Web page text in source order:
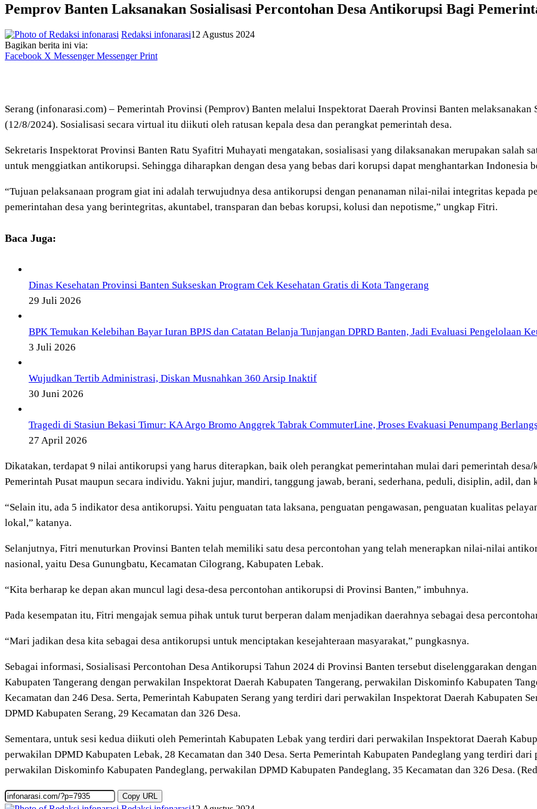
Pemprov Banten Laksanakan Sosialisasi Percontohan Desa Antikorupsi Bagi
Redaksi infonarasi12 Agustus 2024
Bagikan berita ini via:
Facebook X Messenger Messenger Print
Serang (infonarasi.com) – Pemerintah Provinsi (Pemprov) Banten melalui Inspektorat Daerah Provinsi Banten
(12/8/2024). Sosialisasi secara virtual itu diikuti oleh ratusan kepala desa dan perangkat pemerintah desa.
Sekretaris Inspektorat Provinsi Banten Ratu Syafitri Muhayati mengatakan, sosialisasi yang dilaksanakan merupakan salah
untuk menggiatkan antikorupsi. Sehingga diharapkan dengan desa yang bebas dari korupsi dapat menghantarkan Indonesia
“Tujuan pelaksanaan program giat ini adalah terwujudnya desa antikorupsi dengan penanaman nilai-nilai integritas kepada
pemerintahan desa yang berintegritas, akuntabel, transparan dan bebas korupsi, kolusi dan nepotisme,” ungkap Fitri.
Baca Juga:
Dinas Kesehatan Provinsi Banten Sukseskan Program Cek Kesehatan Gratis di Kota Tangerang
29 Juli 2026
BPK Temukan Kelebihan Bayar Iuran BPJS dan Catatan Belanja Tunjangan DPRD Banten, Jadi Evaluasi Pengelolaan
3 Juli 2026
Wujudkan Tertib Administrasi, Diskan Musnahkan 360 Arsip Inaktif
30 Juni 2026
Tragedi di Stasiun Bekasi Timur: KA Argo Bromo Anggrek Tabrak CommuterLine, Proses Evakuasi Penumpang
27 April 2026
Dikatakan, terdapat 9 nilai antikorupsi yang harus diterapkan, baik oleh perangkat pemerintahan mulai dari pemerintah
Pemerintah Pusat maupun secara individu. Yakni jujur, mandiri, tanggung jawab, berani, sederhana, peduli, disiplin, adil, dan
“Selain itu, ada 5 indikator desa antikorupsi. Yaitu penguatan tata laksana, penguatan pengawasan, penguatan kualitas
lokal,” katanya.
Selanjutnya, Fitri menuturkan Provinsi Banten telah memiliki satu desa percontohan yang telah menerapkan nilai-nilai
nasional, yaitu Desa Gunungbatu, Kecamatan Cilograng, Kabupaten Lebak.
“Kita berharap ke depan akan muncul lagi desa-desa percontohan antikorupsi di Provinsi Banten,” imbuhnya.
Pada kesempatan itu, Fitri mengajak semua pihak untuk turut berperan dalam menjadikan daerahnya sebagai desa
“Mari jadikan desa kita sebagai desa antikorupsi untuk menciptakan kesejahteraan masyarakat,” pungkasnya.
Sebagai informasi, Sosialisasi Percontohan Desa Antikorupsi Tahun 2024 di Provinsi Banten tersebut diselenggarakan
Kabupaten Tangerang dengan perwakilan Inspektorat Daerah Kabupaten Tangerang, perwakilan Diskominfo Kabupaten
Kecamatan dan 246 Desa. Serta, Pemerintah Kabupaten Serang yang terdiri dari perwakilan Inspektorat Daerah Kabupaten
DPMD Kabupaten Serang, 29 Kecamatan dan 326 Desa.
Sementara, untuk sesi kedua diikuti oleh Pemerintah Kabupaten Lebak yang terdiri dari perwakilan Inspektorat Daerah
perwakilan DPMD Kabupaten Lebak, 28 Kecamatan dan 340 Desa. Serta Pemerintah Kabupaten Pandeglang yang terdiri
perwakilan Diskominfo Kabupaten Pandeglang, perwakilan DPMD Kabupaten Pandeglang, 35 Kecamatan dan 326 Desa.
Copy URL